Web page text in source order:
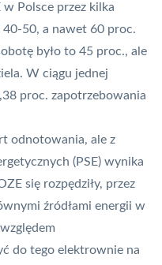
Polsce przez kilka
40-50, a nawet 60 proc.
było to 45 proc., ale
W ciągu jednej
proc. zapotrzebowania
odnotowania, ale z
(PSE) wynika
się rozpędziły, przez
źródłami energii w
do tego elektrownie na